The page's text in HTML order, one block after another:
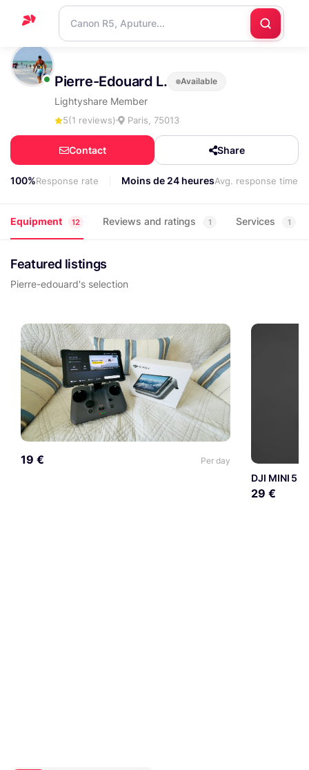
Home
Support
Contact
Pierre-Edouard L. Available
Lightyshare Member
5(1 reviews) Paris, 75013
Contact Share
100%Response rate Moins de 24 heuresAvg. response time
Equipment 12 Reviews and ratings 1 Services 1
Featured listings
Pierre-edouard's selection
19 € Per day
DJI MINI 5
29 €